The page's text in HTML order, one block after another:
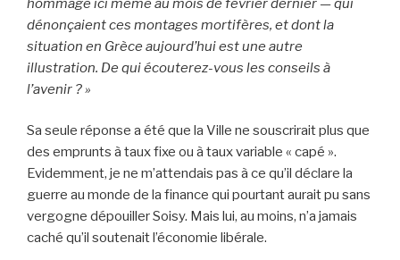
hommage ici même au mois de février dernier — qui
dénonçaient ces montages mortifères, et dont la
situation en Grèce aujourd’hui est une autre
illustration. De qui écouterez-vous les conseils à
l’avenir ? »
Sa seule réponse a été que la Ville ne souscrirait plus que
des emprunts à taux fixe ou à taux variable « capé ».
Evidemment, je ne m’attendais pas à ce qu’il déclare la
guerre au monde de la finance qui pourtant aurait pu sans
vergogne dépouiller Soisy. Mais lui, au moins, n’a jamais
caché qu’il soutenait l’économie libérale.